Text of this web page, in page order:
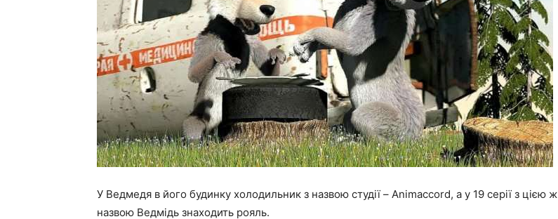
У Ведмедя в його будинку холодильник з назвою студії – Animaccord, а у 19 серії з цією ж
назвою Ведмідь знаходить рояль.